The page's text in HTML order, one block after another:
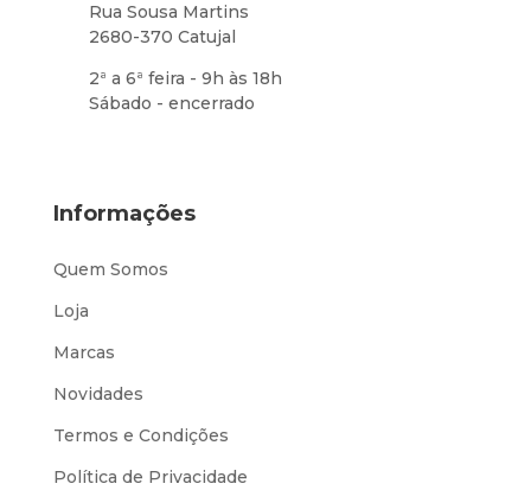
Rua Sousa Martins
2680-370 Catujal
2ª a 6ª feira - 9h às 18h
Sábado - encerrado
Informações
Quem Somos
Loja
Marcas
Novidades
Termos e Condições
Política de Privacidade